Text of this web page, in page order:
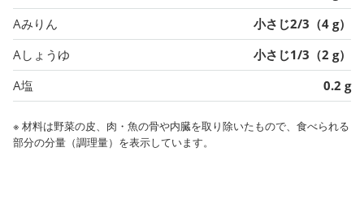
Aみりん
小さじ2/3（4 g）
Aしょうゆ
小さじ1/3（2 g）
A塩
0.2 g
※ 材料は野菜の皮、肉・魚の骨や内臓を取り除いたもので、食べられる
部分の分量（調理量）を表示しています。